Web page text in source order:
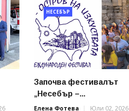
НЕСЕБЪР
Започва фестивалът
„Несебър –...
Елена Фотева
Юли 02, 2026